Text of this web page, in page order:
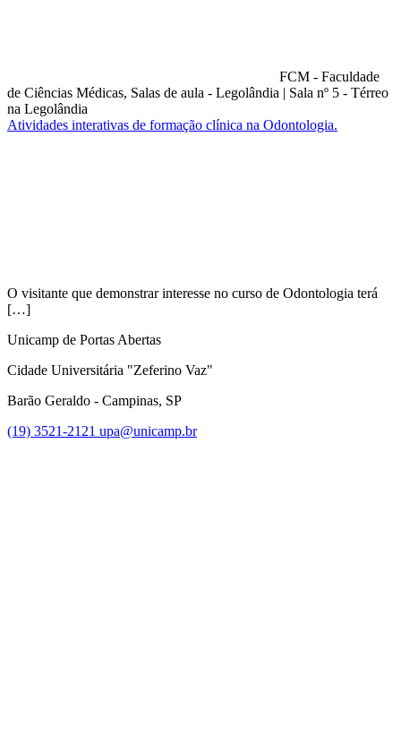
FCM - Faculdade
de Ciências Médicas, Salas de aula - Legolândia | Sala nº 5 - Térreo
na Legolândia
Atividades interativas de formação clínica na Odontologia.
O visitante que demonstrar interesse no curso de Odontologia terá
[…]
Unicamp de Portas Abertas
Cidade Universitária "Zeferino Vaz"
Barão Geraldo - Campinas, SP
(19) 3521-2121 upa@unicamp.br